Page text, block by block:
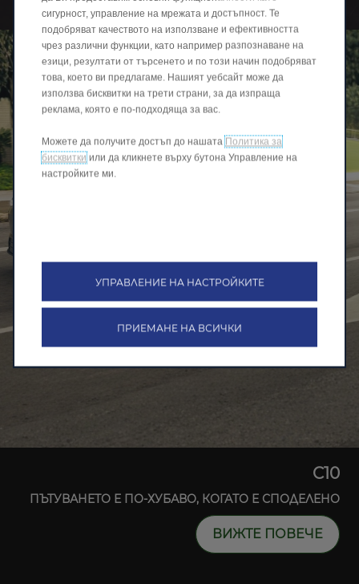
C10
ПЪТУВАНЕТО Е ПО-ХУБАВО, КОГАТО Е СПОДЕЛЕНО
ВИЖТЕ ПОВЕЧЕ
сигурност, управление на мрежата и достъпност. Те
подобряват качеството на използване и ефективността
чрез различни функции, като например разпознаване на
езици, резултати от търсенето и по този начин подобряват
това, което ви предлагаме. Нашият уебсайт може да
използва бисквитки на трети страни, за да изпраща
реклама, която е по-подходяща за вас.
Можете да получите достъп до нашата Политика за
бисквитки или да кликнете върху бутона Управление на
настройките ми.
УПРАВЛЕНИЕ НА НАСТРОЙКИТЕ
ПРИЕМАНЕ НА ВСИЧКИ